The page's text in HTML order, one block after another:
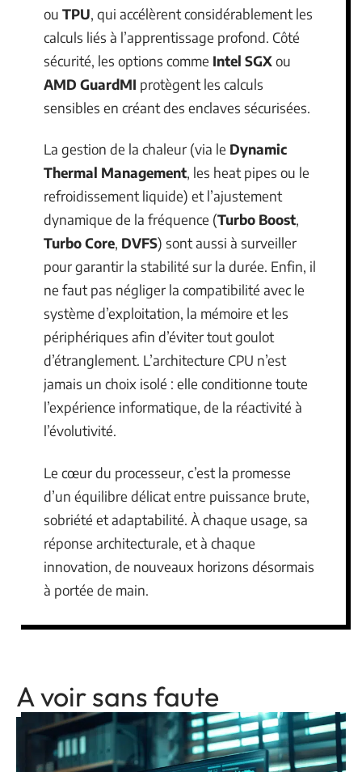
ou TPU, qui accélèrent considérablement les
calculs liés à l’apprentissage profond. Côté
sécurité, les options comme Intel SGXou
AMD GuardMI protègent les calculs
sensibles en créant des enclaves sécurisées.
La gestion de la chaleur (via le Dynamic
Thermal Management, les heat pipes ou le
refroidissement liquide) et l’ajustement
dynamique de la fréquence (Turbo Boost,
Turbo Core, DVFS) sont aussi à surveiller
pour garantir la stabilité sur la durée. Enfin, il
ne faut pas négliger la compatibilité avec le
système d’exploitation, la mémoire et les
périphériques afin d’éviter tout goulot
d’étranglement. L’architecture CPU n’est
jamais un choix isolé : elle conditionne toute
l’expérience informatique, de la réactivité à
l’évolutivité.
Le cœur du processeur, c’est la promesse
d’un équilibre délicat entre puissance brute,
sobriété et adaptabilité. À chaque usage, sa
réponse architecturale, et à chaque
innovation, de nouveaux horizons désormais
à portée de main.
A voir sans faute